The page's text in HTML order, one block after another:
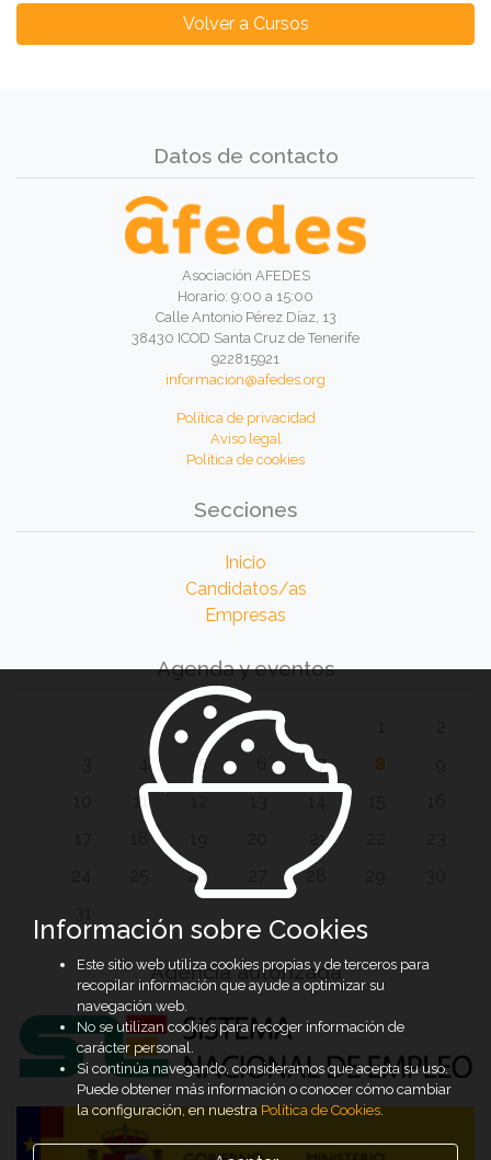
Volver a Cursos
Datos de contacto
Asociación AFEDES
Horario: 9:00 a 15:00
Calle Antonio Pérez Díaz, 13
38430 ICOD Santa Cruz de Tenerife
922815921
informacion@afedes.org
Política de privacidad
Aviso legal
Política de cookies
Secciones
Inicio
Candidatos/as
Empresas
Agenda y eventos
5 7 8
11
21
26 28
Agencia autorizada
Información sobre Cookies
Este sitio web utiliza cookies propias y de terceros para
recopilar información que ayude a optimizar su
navegación web.
No se utilizan cookies para recoger información de
carácter personal.
Si continúa navegando, consideramos que acepta su uso.
Puede obtener más información o conocer cómo cambiar
la configuración, en nuestraPolítica de Cookies.